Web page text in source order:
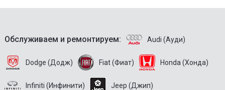
Обслуживаем и ремонтируем: Audi (Ауди)
Dodge (Додж) Fiat (Фиат) Honda (Хонда)
Infiniti (Инфинити) Jeep (Джип)